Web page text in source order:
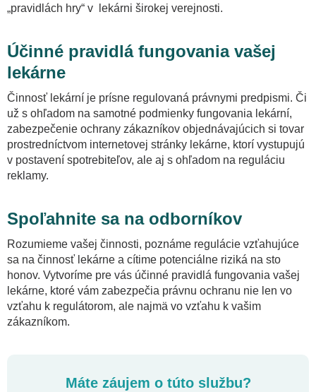
„pravidlách hry“ v lekárni širokej verejnosti.
Účinné pravidlá fungovania vašej
lekárne
Činnosť lekární je prísne regulovaná právnymi predpismi. Či
už s ohľadom na samotné podmienky fungovania lekární,
zabezpečenie ochrany zákazníkov objednávajúcich si tovar
prostredníctvom internetovej stránky lekárne, ktorí vystupujú
v postavení spotrebiteľov, ale aj s ohľadom na reguláciu
reklamy.
Spoľahnite sa na odborníkov
Rozumieme vašej činnosti, poznáme regulácie vzťahujúce
sa na činnosť lekárne a cítime potenciálne riziká na sto
honov. Vytvoríme pre vás účinné pravidlá fungovania vašej
lekárne, ktoré vám zabezpečia právnu ochranu nie len vo
vzťahu k regulátorom, ale najmä vo vzťahu k vašim
zákazníkom.
Máte záujem o túto službu?